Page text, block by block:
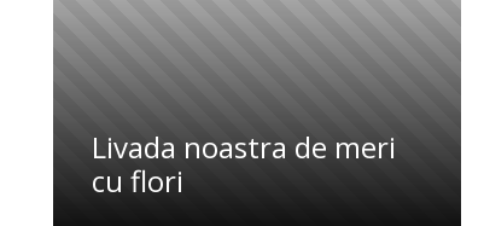
Livada noastra de meri
cu flori